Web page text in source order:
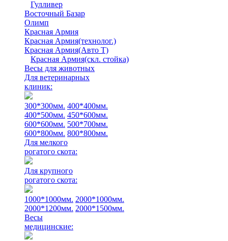
Гулливер
Восточный Базар
Олимп
Красная Армия
Красная Армия(технолог.)
Красная Армия(Авто Т)
Красная Армия(скл. стойка)
Весы для животных
Для ветеринарных
клиник:
300*300мм. 400*400мм.
400*500мм. 450*600мм.
600*600мм. 500*700мм.
600*800мм. 800*800мм.
Для мелкого
рогатого скота:
Для крупного
рогатого скота:
1000*1000мм. 2000*1000мм.
2000*1200мм. 2000*1500мм.
Весы
медицинские: